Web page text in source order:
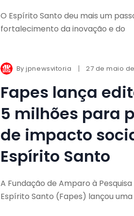
O Espírito Santo deu mais um
fortalecimento da inovação e do
Byjpnewsvitoria 27 de maio
Fapes lança
5 milhões para
de impacto
Espírito Santo
A Fundação de Amparo à
Espírito Santo (Fapes) lançou